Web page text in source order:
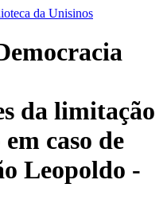
da Unisinos
da limitação
caso de
Leopoldo -